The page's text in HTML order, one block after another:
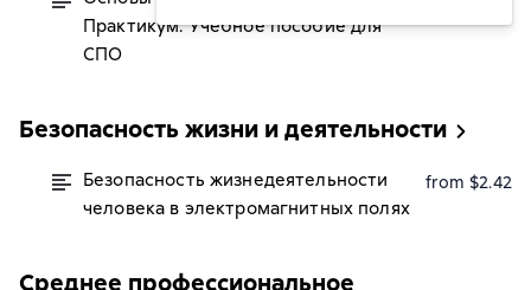
Практикум. Учебное пособие для
СПО
Безопасность жизни и деятельности
Безопасность жизнедеятельности
человека в электромагнитных полях
from $2.42
Среднее профессиональное